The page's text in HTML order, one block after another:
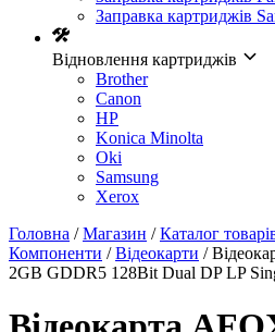
Заправка картриджів
Відновлення картриджів
Brother
Canon
HP
Konica Minolta
Oki
Samsung
Xerox
Головна /Магазин /Каталог
Компоненти /Відеокарти /
2GB GDDR5 128Bit Dual DP LP